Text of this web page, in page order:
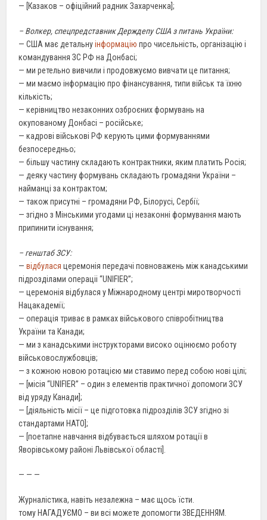
— [Казаков – офіційний радник Захарченка];
– Волкер, спецпредставник Держдепу США з питань України:
— США має детальнуінформацію про чисельність, організацію і
командування ЗС РФ на Донбасі;
— ми ретельно вивчили і продовжуємо вивчати це питання;
— ми маємо інформацію про фінансування, типи військ та їхню
кількість;
— керівництво незаконних озброєних формувань на
окупованому Донбасі – російське;
— кадрові військові РФ керують цими формуваннями
безпосередньо;
— більшу частину складають контрактники, яким платить Росія;
— деяку частину формувань складають громадяни України –
найманці за контрактом;
— також присутні – громадяни РФ, Білорусі, Сербії;
— згідно з Мінськими угодами ці незаконні формування мають
припинити існування;
– генштаб ЗСУ:
—відбулася церемонія передачі повноважень між канадськими
підрозділами операціі “UNIFIER”;
— церемонія відбулася у Міжнародному центрі миротворчості
Нацакадемії;
— операція триває в рамках військового співробітництва
України та Канади;
— ми з канадськими інструкторами високо оцінюємо роботу
військовослужбовців;
— з кожною новою ротацією ми ставимо перед собою нові цілі;
— [місія “UNIFIER” – один з елементів практичної допомоги ЗСУ
від уряду Канади];
— [діяльність місії – це підготовка підрозділів ЗСУ згідно зі
стандартами НАТО];
— [поетапне навчання відбувається шляхом ротації в
Яворівському районі Львівської області].
— — —
Журналістика, навіть незалежна – має щось їсти.
тому НАГАДУЄМО – ви всі можете допомогти ЗВЕДЕННЯМ.